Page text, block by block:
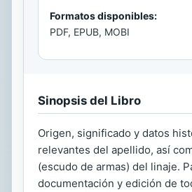
Formatos disponibles:
PDF, EPUB, MOBI
Sinopsis del Libro
Origen, significado y datos
relevantes del apellido, así
(escudo de armas) del linaje.
documentación y edición de